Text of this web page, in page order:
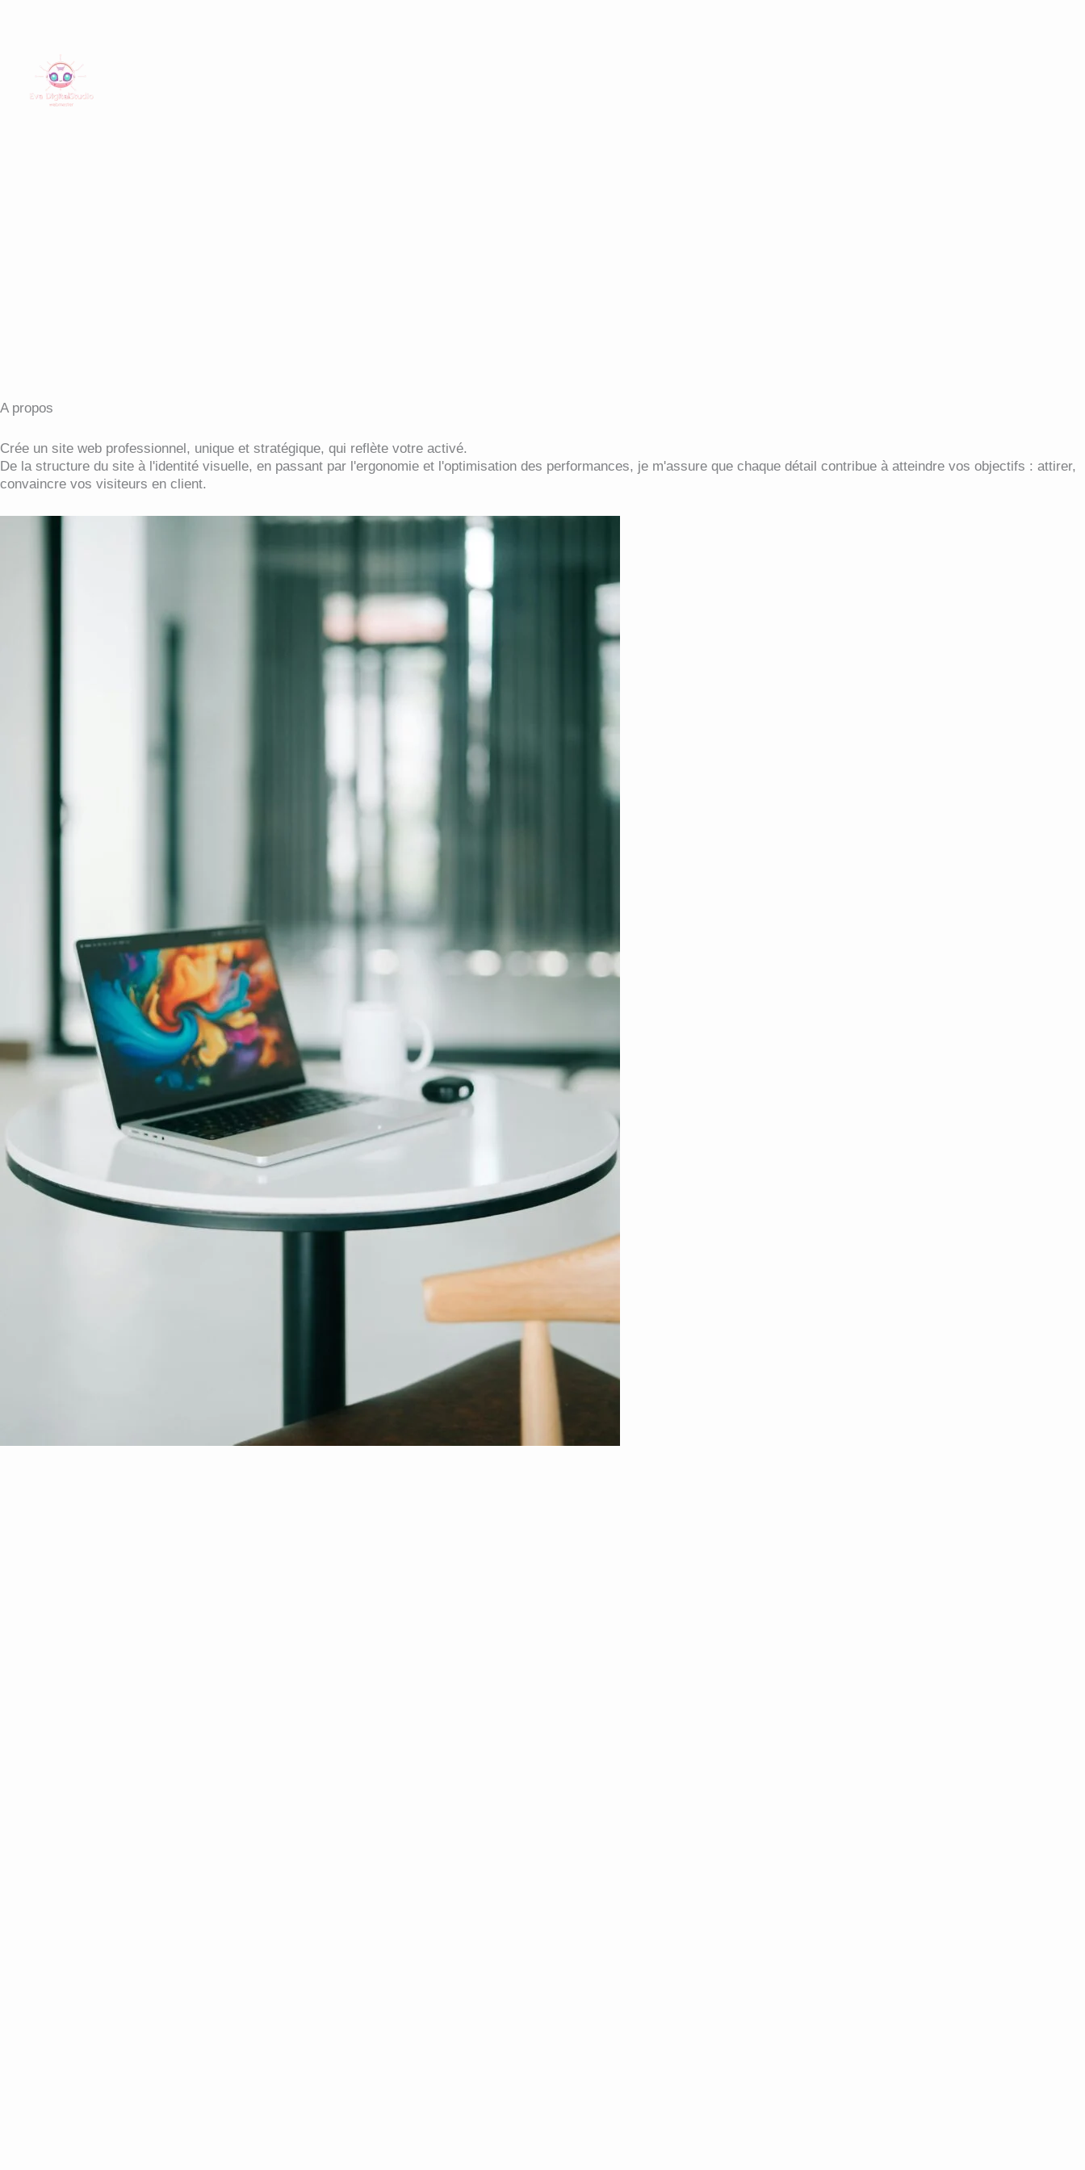
A propos
Crée un site web professionnel, unique et stratégique, qui reflète votre activé.
De la structure du site à l'identité visuelle, en passant par l'ergonomie et l'optimisation des performances, je m'assure que chaque détail contribue à atteindre vos objectifs : attirer,
convaincre vos visiteurs en client.